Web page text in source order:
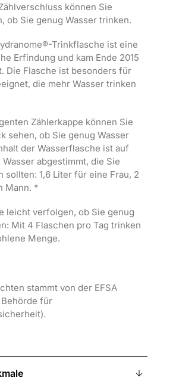
können Sie
ob Sie genug Wasser trinken.
Trinkflasche ist eine
Erfindung und kam Ende 2015
Die Flasche ist besonders für
die mehr Wasser trinken
Zählerkappe können Sie
sehen, ob Sie genug Wasser
der Wasserflasche ist auf
abgestimmt, die Sie
sollten: 1,6 Liter für eine Frau, 2
Mann. *
leicht verfolgen, ob Sie genug
Mit 4 Flaschen pro Tag trinken
Menge.
stammt von der EFSA
für